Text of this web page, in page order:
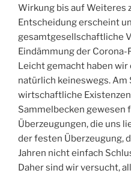
Wirkung bis auf Weiteres
Entscheidung erscheint
gesamtgesellschaftliche
Eindämmung der
Leicht gemacht haben
natürlich keineswegs. Am
wirtschaftliche
Sammelbecken gewesen
Überzeugungen, die uns
der festen Überzeugung,
Jahren nicht einfach
Daher sind wir versucht,